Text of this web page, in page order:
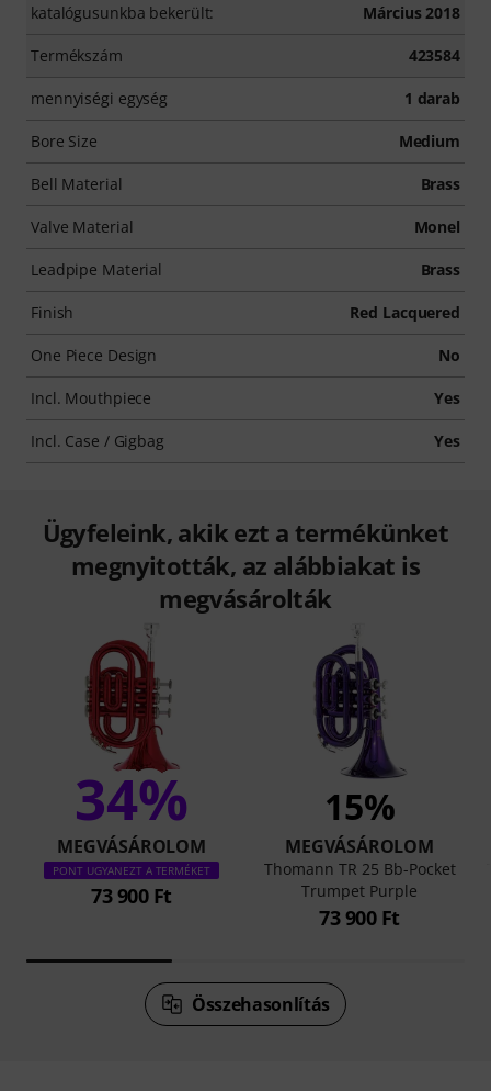
katalógusunkba bekerült: Március 2018
Termékszám 423584
mennyiségi egység 1 darab
Bore Size Medium
Bell Material Brass
Valve Material Monel
Leadpipe Material Brass
Finish Red Lacquered
One Piece Design No
Incl. Mouthpiece Yes
Incl. Case / Gigbag Yes
Ügyfeleink, akik ezt a termékünket
megnyitották, az alábbiakat is
megvásárolták
34%
MEGVÁSÁROLOM
PONT UGYANEZT A TERMÉKET
73 900 Ft
15%
MEGVÁSÁROLOM
Thomann TR 25 Bb-Pocket
Trumpet Purple
73 900 Ft
Összehasonlítás